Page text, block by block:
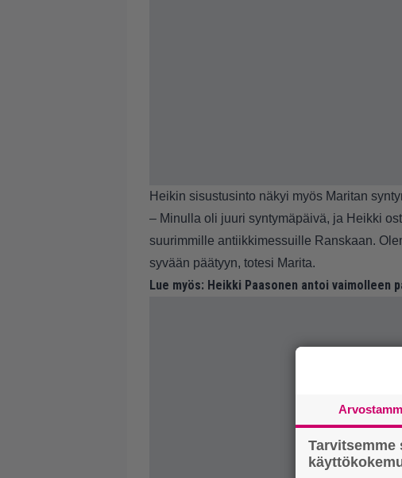
Heikin sisustusinto näkyi myös Maritan
– Minulla oli juuri syntymäpäivä, ja Heikki
suurimmille antiikkimessuille Ranskaan.
syvään päätyyn, totesi Marita.
Lue myös: Heikki Paasonen antoi vaimolleen